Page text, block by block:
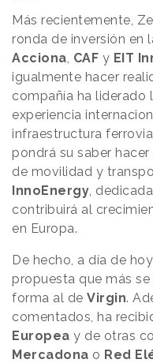
Más recientemente,
ronda de inversión en
Acciona CAF y EIT
igualmente hacer
compañía ha liderado
experiencia
infraestructura
pondrá su saber
de movilidad y
InnoEnergy ,
contribuirá al
en Europa.
De hecho, a día de
propuesta que más
forma al de Virgin.
comentados, ha
Europea y de otras
Mercadona o Red